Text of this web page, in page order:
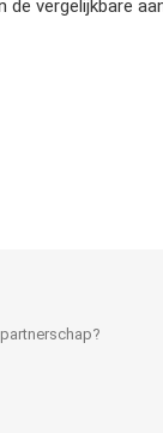
vergelijkbare